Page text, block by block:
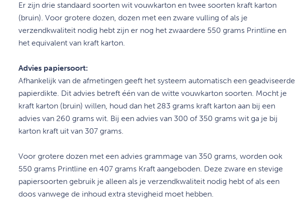
Er zijn drie standaard soorten wit vouwkarton en twee soorten kraft karton
(bruin). Voor grotere dozen, dozen met een zware vulling of als je
verzendkwaliteit nodig hebt zijn er nog het zwaardere 550 grams Printline en
het equivalent van kraft karton.
Advies papiersoort:
Afhankelijk van de afmetingen geeft het systeem automatisch een geadviseerde
papierdikte. Dit advies betreft één van de witte vouwkarton soorten. Mocht je
kraft karton (bruin) willen, houd dan het 283 grams kraft karton aan bij een
advies van 260 grams wit. Bij een advies van 300 of 350 grams wit ga je bij
karton kraft uit van 307 grams.
Voor grotere dozen met een advies grammage van 350 grams, worden ook
550 grams Printline en 407 grams Kraft aangeboden. Deze zware en stevige
papiersoorten gebruik je alleen als je verzendkwaliteit nodig hebt of als een
doos vanwege de inhoud extra stevigheid moet hebben.